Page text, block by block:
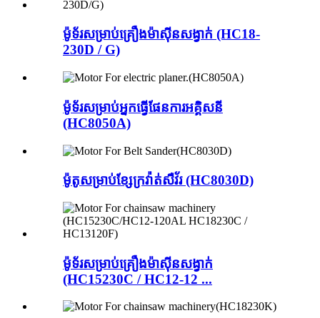
ម៉ូទ័រសម្រាប់គ្រឿងម៉ាស៊ីនសង្វាក់ (HC18-
230D / G)
ម៉ូទ័រសម្រាប់អ្នកធ្វើផែនការអគ្គិសនី
(HC8050A)
ម៉ូតូសម្រាប់ខ្សែក្រវ៉ាត់សឺវ័រ (HC8030D)
ម៉ូទ័រសម្រាប់គ្រឿងម៉ាស៊ីនសង្វាក់
(HC15230C / HC12-12 ...